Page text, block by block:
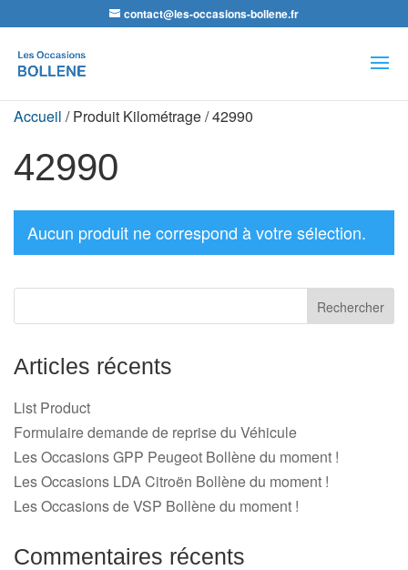
contact@les-occasions-bollene.fr
de
produits
Accueil / Produit Kilométrage / 42990
42990
Aucun produit ne correspond à votre sélection.
Articles récents
List Product
Formulaire demande de reprise du Véhicule
Les Occasions GPP Peugeot Bollène du moment !
Les Occasions LDA Citroën Bollène du moment !
Les Occasions de VSP Bollène du moment !
Commentaires récents